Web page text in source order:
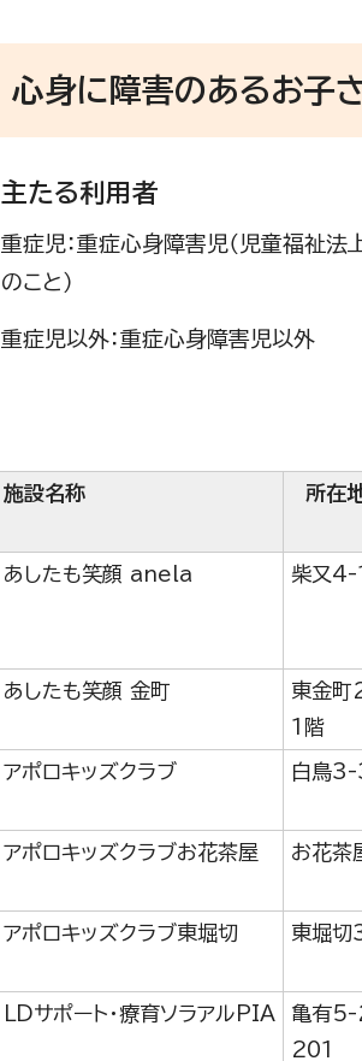
心身に障害のあるお子
主たる利用者
重症児：重症心身障害児（児童福祉
のこと）
重症児以外：重症心身障害児以外
施設名称 所在
あしたも笑顔 anela 柴又
あしたも笑顔 金町
東金
1階
アポロキッズクラブ 白鳥
アポロキッズクラブお花茶屋 お花
アポロキッズクラブ東堀切 東堀
LDサポート・療育ソラアルPIA
亀有
201